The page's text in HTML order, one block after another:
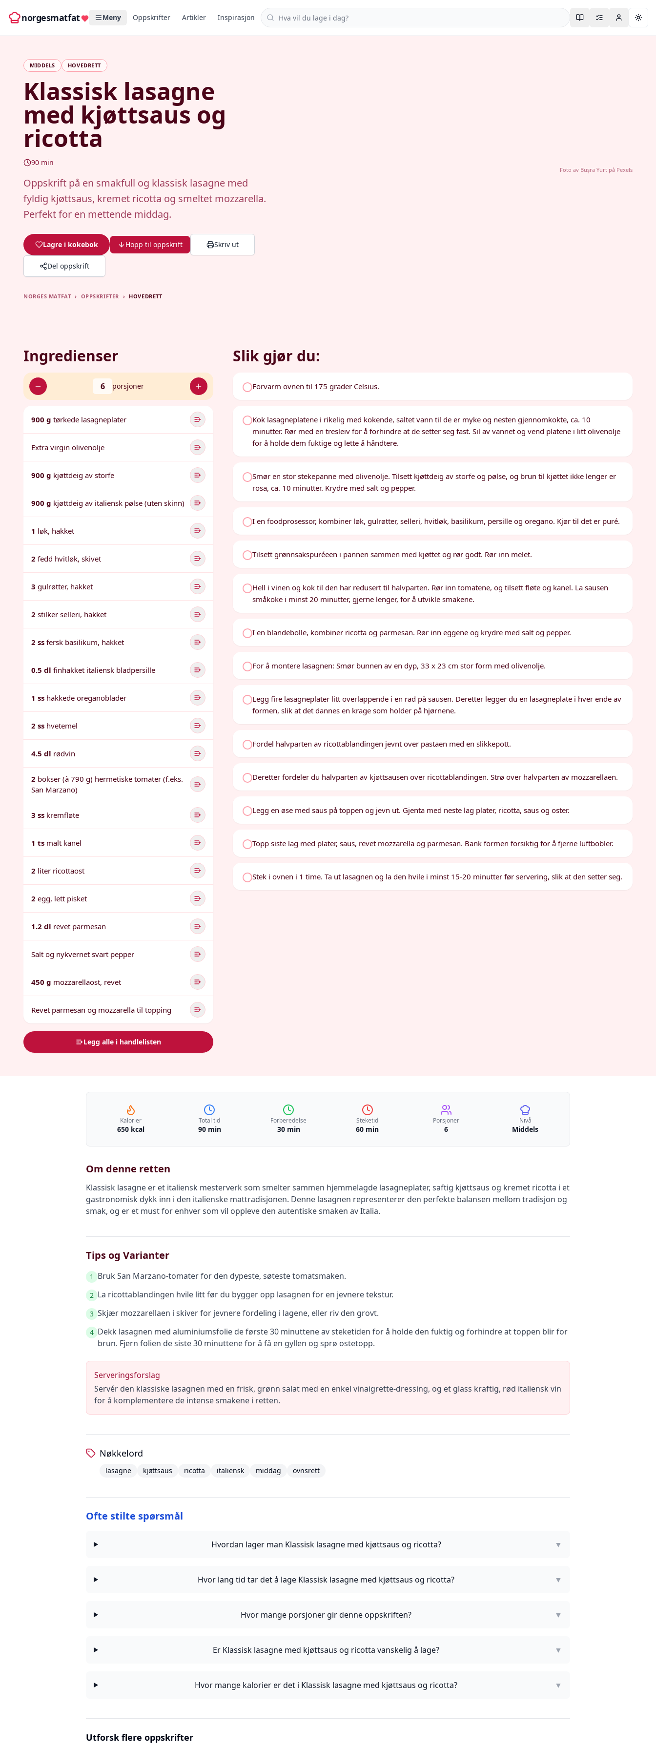
norgesmatfat Meny Oppskrifter Artikler Inspirasjon Søk i oppskrifter
MIDDELS HOVEDRETT
Klassisk lasagne
med kjøttsaus og
ricotta
90 min
Oppskrift på en smakfull og klassisk lasagne med
fyldig kjøttsaus, kremet ricotta og smeltet mozzarella.
Perfekt for en mettende middag.
Lagre i kokebok Hopp til oppskrift Skriv ut
Del oppskrift
Foto av Büşra Yurtpå Pexels
NORGES MATFAT › OPPSKRIFTER › HOVEDRETT
Ingredienser
6 porsjoner
900 g tørkede lasagneplater
Extra virgin olivenolje
900 g kjøttdeig av storfe
900 g kjøttdeig av italiensk pølse (uten skinn)
1 løk, hakket
2 fedd hvitløk, skivet
3 gulrøtter, hakket
2 stilker selleri, hakket
2 ss fersk basilikum, hakket
0.5 dl finhakket italiensk bladpersille
1 ss hakkede oreganoblader
2 ss hvetemel
4.5 dl rødvin
2 bokser (à 790 g) hermetiske tomater (f.eks.
San Marzano)
3 ss kremfløte
1 ts malt kanel
2 liter ricottaost
2 egg, lett pisket
1.2 dl revet parmesan
Salt og nykvernet svart pepper
450 g mozzarellaost, revet
Revet parmesan og mozzarella til topping
Legg alle i handlelisten
Slik gjør du:
Forvarm ovnen til 175 grader Celsius.
Kok lasagneplatene i rikelig med kokende, saltet vann til de er myke og nesten gjennomkokte, ca. 10
minutter. Rør med en tresleiv for å forhindre at de setter seg fast. Sil av vannet og vend platene i litt olivenolje
for å holde dem fuktige og lette å håndtere.
Smør en stor stekepanne med olivenolje. Tilsett kjøttdeig av storfe og pølse, og brun til kjøttet ikke lenger er
rosa, ca. 10 minutter. Krydre med salt og pepper.
I en foodprosessor, kombiner løk, gulrøtter, selleri, hvitløk, basilikum, persille og oregano. Kjør til det er puré.
Tilsett grønnsakspuréeen i pannen sammen med kjøttet og rør godt. Rør inn melet.
Hell i vinen og kok til den har redusert til halvparten. Rør inn tomatene, og tilsett fløte og kanel. La sausen
småkoke i minst 20 minutter, gjerne lenger, for å utvikle smakene.
I en blandebolle, kombiner ricotta og parmesan. Rør inn eggene og krydre med salt og pepper.
For å montere lasagnen: Smør bunnen av en dyp, 33 x 23 cm stor form med olivenolje.
Legg fire lasagneplater litt overlappende i en rad på sausen. Deretter legger du en lasagneplate i hver ende av
formen, slik at det dannes en krage som holder på hjørnene.
Fordel halvparten av ricottablandingen jevnt over pastaen med en slikkepott.
Deretter fordeler du halvparten av kjøttsausen over ricottablandingen. Strø over halvparten av mozzarellaen.
Legg en øse med saus på toppen og jevn ut. Gjenta med neste lag plater, ricotta, saus og oster.
Topp siste lag med plater, saus, revet mozzarella og parmesan. Bank formen forsiktig for å fjerne luftbobler.
Stek i ovnen i 1 time. Ta ut lasagnen og la den hvile i minst 15-20 minutter før servering, slik at den setter seg.
Kalorier
650 kcal
Total tid
90 min
Forberedelse
30 min
Steketid
60 min
Porsjoner
6
Nivå
Middels
Om denne retten
Klassisk lasagne er et italiensk mesterverk som smelter sammen hjemmelagde lasagneplater, saftig kjøttsaus og kremet ricotta i et
gastronomisk dykk inn i den italienske mattradisjonen. Denne lasagnen representerer den perfekte balansen mellom tradisjon og
smak, og er et must for enhver som vil oppleve den autentiske smaken av Italia.
Tips og Varianter
1 Bruk San Marzano-tomater for den dypeste, søteste tomatsmaken.
2 La ricottablandingen hvile litt før du bygger opp lasagnen for en jevnere tekstur.
3 Skjær mozzarellaen i skiver for jevnere fordeling i lagene, eller riv den grovt.
4 Dekk lasagnen med aluminiumsfolie de første 30 minuttene av steketiden for å holde den fuktig og forhindre at toppen blir for
brun. Fjern folien de siste 30 minuttene for å få en gyllen og sprø ostetopp.
Serveringsforslag
Servér den klassiske lasagnen med en frisk, grønn salat med en enkel vinaigrette-dressing, og et glass kraftig, rød italiensk vin
for å komplementere de intense smakene i retten.
Nøkkelord
lasagne kjøttsaus ricotta italiensk middag ovnsrett
Ofte stilte spørsmål
Hvordan lager man Klassisk lasagne med kjøttsaus og ricotta? ▼
Hvor lang tid tar det å lage Klassisk lasagne med kjøttsaus og ricotta? ▼
Hvor mange porsjoner gir denne oppskriften? ▼
Er Klassisk lasagne med kjøttsaus og ricotta vanskelig å lage? ▼
Hvor mange kalorier er det i Klassisk lasagne med kjøttsaus og ricotta? ▼
Utforsk flere oppskrifter